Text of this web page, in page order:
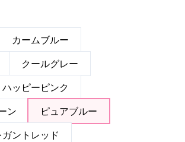
カームブルー
クールグレー
ハッピーピンク
ン
ピュアブルー
ガントレッド